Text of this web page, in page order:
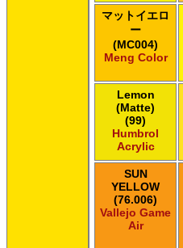
マットイエロ
ー
(MC004)
Meng Color
Lemon
(Matte)
(99)
Humbrol
Acrylic
SUN
YELLOW
(76.006)
Vallejo Game
Air